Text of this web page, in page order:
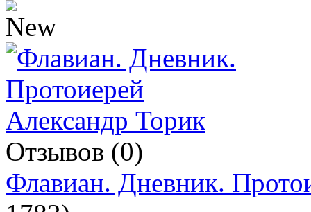
Отзывов (0)
Флавиан. Дневник.